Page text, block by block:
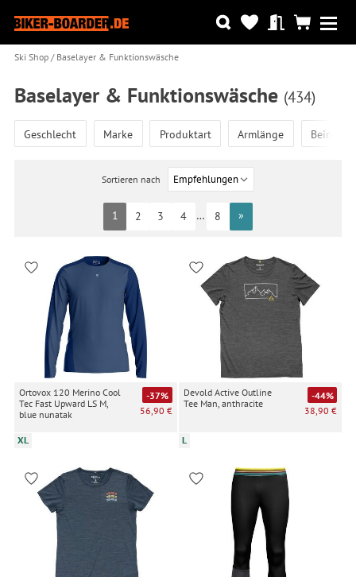
Ski Shop Baselayer & Funktionswäsche
Baselayer & Funktionswäsche (434)
Geschlecht Marke Produktart Armlänge
Sortieren nach
1 2 3 4 … 8 »
Ortovox 120 Merino Cool
Tec Fast Upward LS M,
blue nunatak
-37%
56,90 €
XL
Devold Active Outline
Tee Man, anthracite
-44%
38,90 €
L